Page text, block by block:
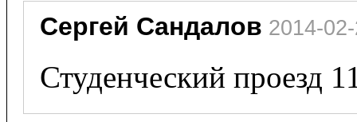
Сергей Сандалов 2014-
Студенческий проезд